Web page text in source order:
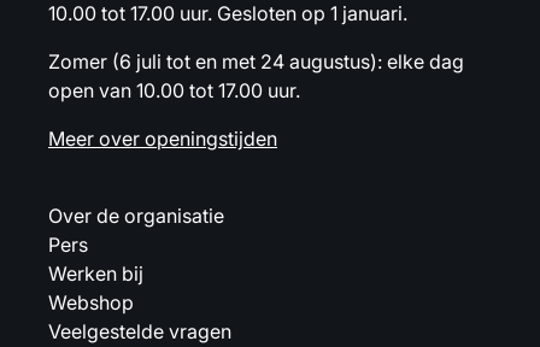
10.00 tot 17.00 uur. Gesloten op 1 januari.
Zomer (6 juli tot en met 24 augustus): elke dag
open van 10.00 tot 17.00 uur.
Meer over openingstijden
Over de organisatie
Pers
Werken bij
Webshop
Veelgestelde vragen